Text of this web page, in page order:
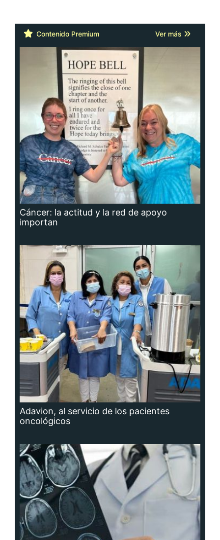
Contenido Premium Ver más
Cáncer: la actitud y la red de apoyo
importan
Adavion, al servicio de los pacientes
oncológicos